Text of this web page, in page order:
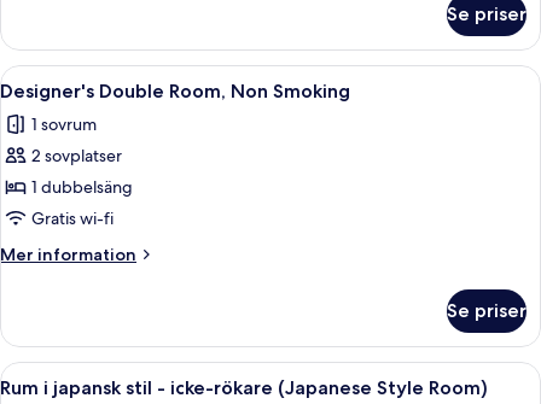
guests
use,
with
Sofa
bed)
dubbelrum
icke-
rökare
(3
guests
with
Sofa
Se priser
Öppna
alla
foton
för
Designer's
Double
Room,
Non
En snyggt bäddad säng med ett vitt
1
Designer's Double Room, Non Smoking
1 sovrum
2 sovplatser
1 dubbelsäng
Gratis wi-fi
Mer information
Mer
Double
Room,
Non
Se priser
Öppna
Ett modernt hotellrum med en
2
Rum i japansk stil - icke-rökare (Japanese Style Room)